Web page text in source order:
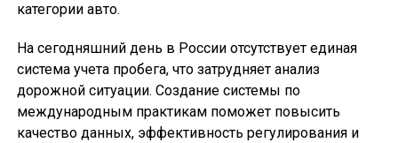
категории авто.
На сегодняшний день в России отсутствует единая
система учета пробега, что затрудняет анализ
дорожной ситуации. Создание системы по
международным практикам поможет повысить
качество данных, эффективность регулирования и